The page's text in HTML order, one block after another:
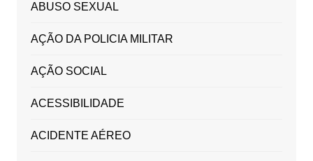
ABUSO SEXUAL
AÇÃO DA POLICIA MILITAR
AÇÃO SOCIAL
ACESSIBILIDADE
ACIDENTE AÉREO